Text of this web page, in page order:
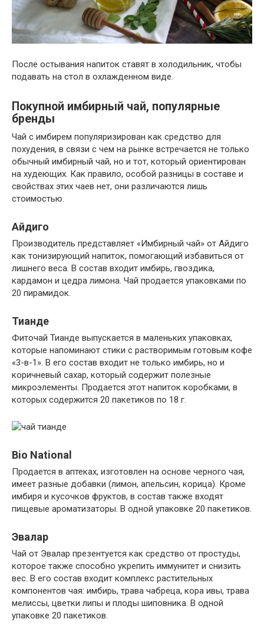
После остывания напиток ставят в холодильник, чтобы
подавать на стол в охлажденном виде.
Покупной имбирный чай, популярные
бренды
Чай с имбирем популяризирован как средство для
похудения, в связи с чем на рынке встречается не только
обычный имбирный чай, но и тот, который ориентирован
на худеющих. Как правило, особой разницы в составе и
свойствах этих чаев нет, они различаются лишь
стоимостью.
Айдиго
Производитель представляет «Имбирный чай» от Айдиго
как тонизирующий напиток, помогающий избавиться от
лишнего веса. В состав входит имбирь, гвоздика,
кардамон и цедра лимона. Чай продается упаковками по
20 пирамидок.
Тианде
Фиточай Тианде выпускается в маленьких упаковках,
которые напоминают стики с растворимым готовым кофе
«3-в-1». В его состав входит не только имбирь, но и
коричневый сахар, который содержит полезные
микроэлементы. Продается этот напиток коробками, в
которых содержится 20 пакетиков по 18 г.
Bio National
Продается в аптеках, изготовлен на основе черного чая,
имеет разные добавки (лимон, апельсин, корица). Кроме
имбиря и кусочков фруктов, в состав также входят
пищевые ароматизаторы. В одной упаковке 20 пакетиков.
Эвалар
Чай от Эвалар презентуется как средство от простуды,
которое также способно укрепить иммунитет и снизить
вес. В его состав входит комплекс растительных
компонентов чая: имбирь, трава чабреца, кора ивы, трава
мелиссы, цветки липы и плоды шиповника. В одной
упаковке 20 пакетиков.